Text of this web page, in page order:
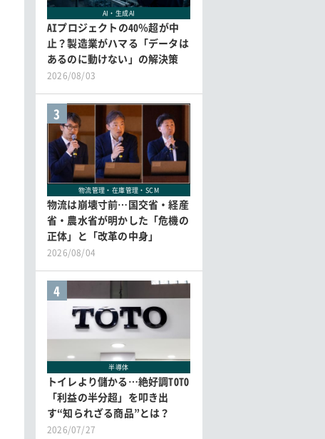
AI・生成AI
AIプロジェクトの40％超が中
止？製造業がハマる「データは
あるのに動けない」の解決策
2026/08/03
3
物流管理・在庫管理・SCM
物流は崩壊寸前…国交省・経産
省・農水省が明かした「危機の
正体」と「改革の中身」
2026/08/04
4
半導体
トイレより儲かる…絶好調TOTO
「利益の半分超」を叩き出
す“知られざる商品”とは？
2026/07/27